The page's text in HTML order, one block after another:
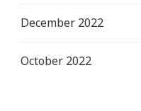
December 2022
October 2022